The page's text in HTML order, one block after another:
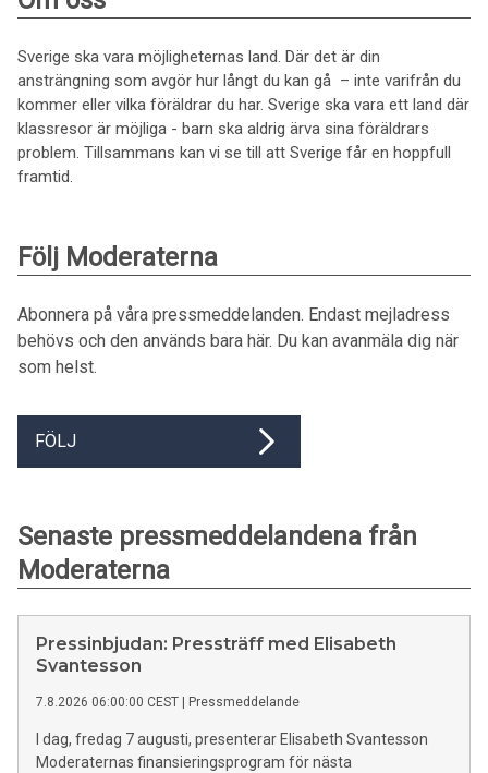
Sverige ska vara möjligheternas land. Där det är din
ansträngning som avgör hur långt du kan gå – inte varifrån du
kommer eller vilka föräldrar du har. Sverige ska vara ett land där
klassresor är möjliga - barn ska aldrig ärva sina föräldrars
problem. Tillsammans kan vi se till att Sverige får en hoppfull
framtid.
Följ Moderaterna
Abonnera på våra pressmeddelanden. Endast mejladress
behövs och den används bara här. Du kan avanmäla dig när
som helst.
FÖLJ
Senaste pressmeddelandena från
Moderaterna
Pressinbjudan: Pressträff med Elisabeth
Svantesson
7.8.2026 06:00:00 CEST Pressmeddelande
I dag, fredag 7 augusti, presenterar Elisabeth Svantesson
Moderaternas finansieringsprogram för nästa